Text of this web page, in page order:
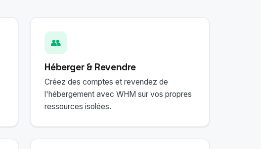
👥
Héberger & Revendre
Créez des comptes et revendez de
l'hébergement avec WHM sur vos propres
ressources isolées.